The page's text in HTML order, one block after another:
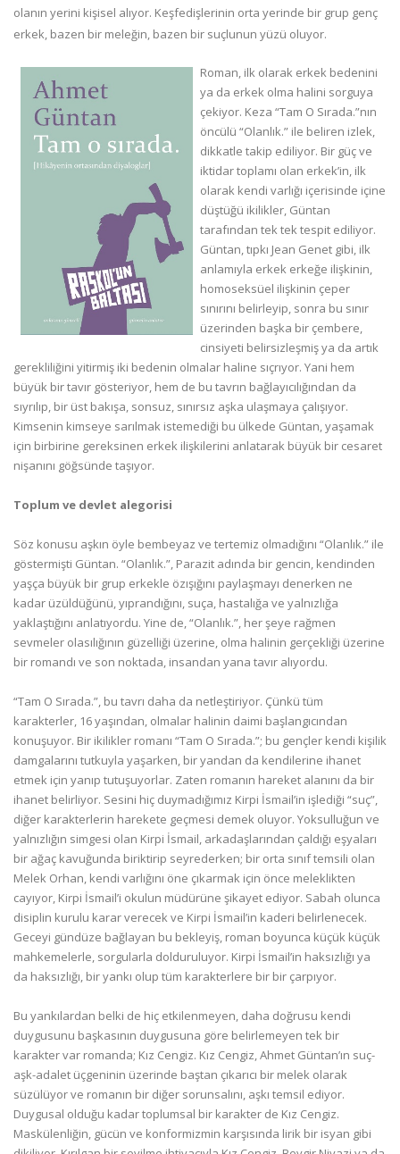
olanın yerini kişisel alıyor. Keşfedişlerinin orta yerinde bir grup genç
erkek, bazen bir meleğin, bazen bir suçlunun yüzü oluyor.
Roman, ilk olarak erkek bedenini
ya da erkek olma halini sorguya
çekiyor. Keza “Tam O Sırada.”nın
öncülü “Olanlık.” ile beliren izlek,
dikkatle takip ediliyor. Bir güç ve
iktidar toplamı olan erkek’in, ilk
olarak kendi varlığı içerisinde içine
düştüğü ikilikler, Güntan
tarafından tek tek tespit ediliyor.
Güntan, tıpkı Jean Genet gibi, ilk
anlamıyla erkek erkeğe ilişkinin,
homoseksüel ilişkinin çeper
sınırını belirleyip, sonra bu sınır
üzerinden başka bir çembere,
cinsiyeti belirsizleşmiş ya da artık
gerekliliğini yitirmiş iki bedenin olmalar haline sıçrıyor. Yani hem
büyük bir tavır gösteriyor, hem de bu tavrın bağlayıcılığından da
sıyrılıp, bir üst bakışa, sonsuz, sınırsız aşka ulaşmaya çalışıyor.
Kimsenin kimseye sarılmak istemediği bu ülkede Güntan, yaşamak
için birbirine gereksinen erkek ilişkilerini anlatarak büyük bir cesaret
nişanını göğsünde taşıyor.
Toplum ve devlet alegorisi
Söz konusu aşkın öyle bembeyaz ve tertemiz olmadığını “Olanlık.” ile
göstermişti Güntan. “Olanlık.”, Parazit adında bir gencin, kendinden
yaşça büyük bir grup erkekle özışığını paylaşmayı denerken ne
kadar üzüldüğünü, yıprandığını, suça, hastalığa ve yalnızlığa
yaklaştığını anlatıyordu. Yine de, “Olanlık.”, her şeye rağmen
sevmeler olasılığının güzelliği üzerine, olma halinin gerçekliği üzerine
bir romandı ve son noktada, insandan yana tavır alıyordu.
“Tam O Sırada.”, bu tavrı daha da netleştiriyor. Çünkü tüm
karakterler, 16 yaşından, olmalar halinin daimi başlangıcından
konuşuyor. Bir ikilikler romanı “Tam O Sırada.”; bu gençler kendi kişilik
damgalarını tutkuyla yaşarken, bir yandan da kendilerine ihanet
etmek için yanıp tutuşuyorlar. Zaten romanın hareket alanını da bir
ihanet belirliyor. Sesini hiç duymadığımız Kirpi İsmail’in işlediği “suç”,
diğer karakterlerin harekete geçmesi demek oluyor. Yoksulluğun ve
yalnızlığın simgesi olan Kirpi İsmail, arkadaşlarından çaldığı eşyaları
bir ağaç kavuğunda biriktirip seyrederken; bir orta sınıf temsili olan
Melek Orhan, kendi varlığını öne çıkarmak için önce meleklikten
cayıyor, Kirpi İsmail’i okulun müdürüne şikayet ediyor. Sabah olunca
disiplin kurulu karar verecek ve Kirpi İsmail’in kaderi belirlenecek.
Geceyi gündüze bağlayan bu bekleyiş, roman boyunca küçük küçük
mahkemelerle, sorgularla dolduruluyor. Kirpi İsmail’in haksızlığı ya
da haksızlığı, bir yankı olup tüm karakterlere bir bir çarpıyor.
Bu yankılardan belki de hiç etkilenmeyen, daha doğrusu kendi
duygusunu başkasının duygusuna göre belirlemeyen tek bir
karakter var romanda; Kız Cengiz. Kız Cengiz, Ahmet Güntan’ın suç-
aşk-adalet üçgeninin üzerinde baştan çıkarıcı bir melek olarak
süzülüyor ve romanın bir diğer sorunsalını, aşkı temsil ediyor.
Duygusal olduğu kadar toplumsal bir karakter de Kız Cengiz.
Maskülenliğin, gücün ve konformizmin karşısında lirik bir isyan gibi